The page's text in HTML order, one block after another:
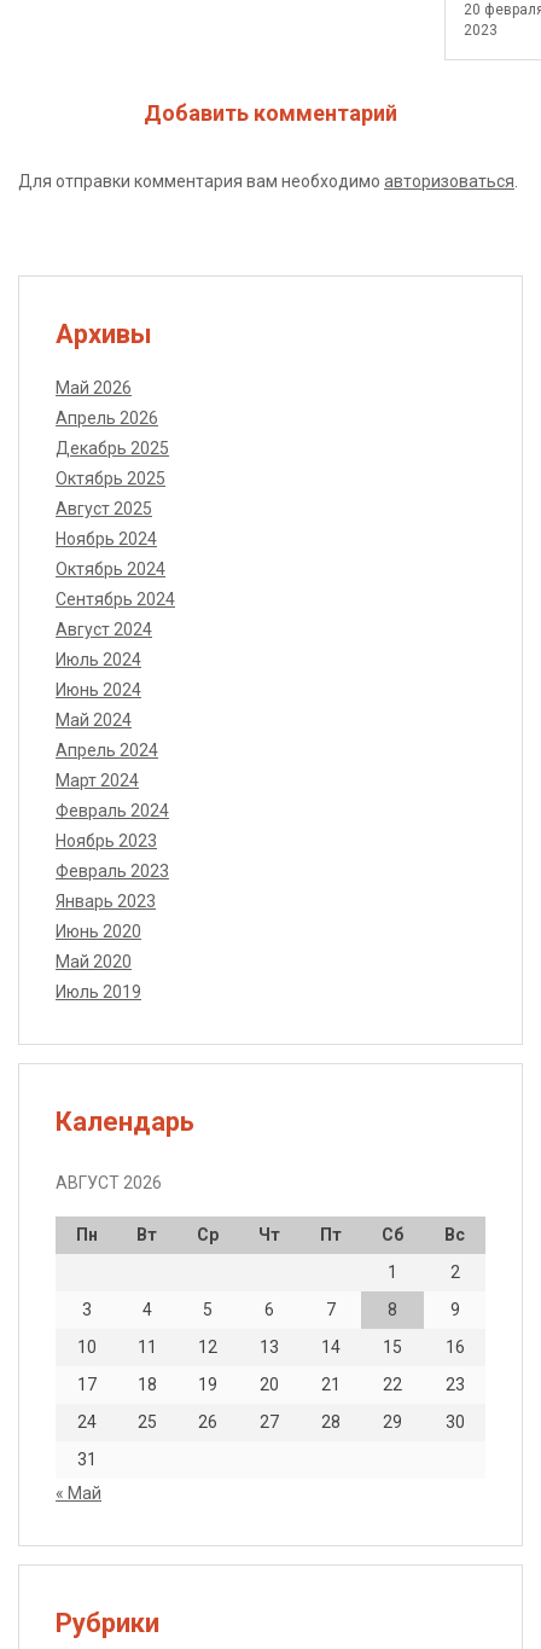
20
2023
Добавить комментарий
Для отправки комментария вам необходимо авторизоваться.
Архивы
Май 2026
Апрель 2026
Декабрь 2025
Октябрь 2025
Август 2025
Ноябрь 2024
Октябрь 2024
Сентябрь 2024
Август 2024
Июль 2024
Июнь 2024
Май 2024
Апрель 2024
Март 2024
Февраль 2024
Ноябрь 2023
Февраль 2023
Январь 2023
Июнь 2020
Май 2020
Июль 2019
Календарь
АВГУСТ 2026
Пн Вт Ср Чт Пт Сб
Вс
1
2
3
4 5 6 7 8
9
10
11 12 13 14 15
16
17
18 19 20 21 22
23
24
25 26 27 28 29
30
31
« Май
Рубрики